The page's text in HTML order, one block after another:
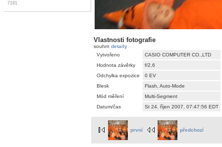
7191
Vlastnosti fotografie
souhrn detaily
Vytvořeno
CASIO COMPUTER CO.,LTD
Hodnota závěrky
f/2,6
Odchylka expozice
0 EV
Blesk
Flash, Auto-Mode
Mód měření
Multi-Segment
Datum/čas
St 24. říjen 2007, 07:47:56 EDT
první předchozí